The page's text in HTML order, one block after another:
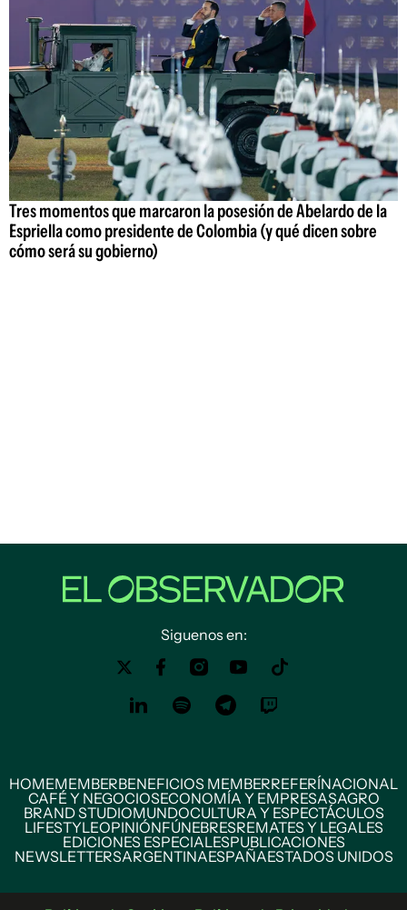
Tres momentos que marcaron la posesión de Abelardo de la
Espriella como presidente de Colombia (y qué dicen sobre
cómo será su gobierno)
Siguenos en:
HOMEMEMBERBENEFICIOS MEMBERREFERÍNACIONAL
CAFÉ Y NEGOCIOSECONOMÍA Y EMPRESASAGRO
BRAND STUDIOMUNDOCULTURA Y ESPECTÁCULOS
LIFESTYLEOPINIÓNFÚNEBRESREMATES Y LEGALES
EDICIONES ESPECIALESPUBLICACIONES
NEWSLETTERSARGENTINAESPAÑAESTADOS UNIDOS